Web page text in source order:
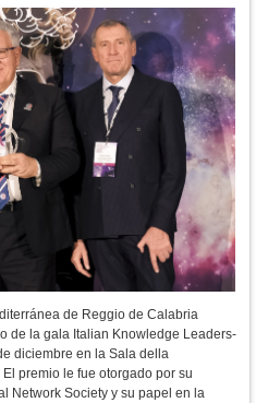
de Reggio de Calabria
de la gala Italian Knowledge Leaders-
diciembre en la Sala della
premio le fue otorgado por su
Network Society y su papel en la